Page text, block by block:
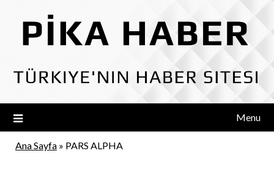
content
Menu
Ana Sayfa » PARS ALPHA